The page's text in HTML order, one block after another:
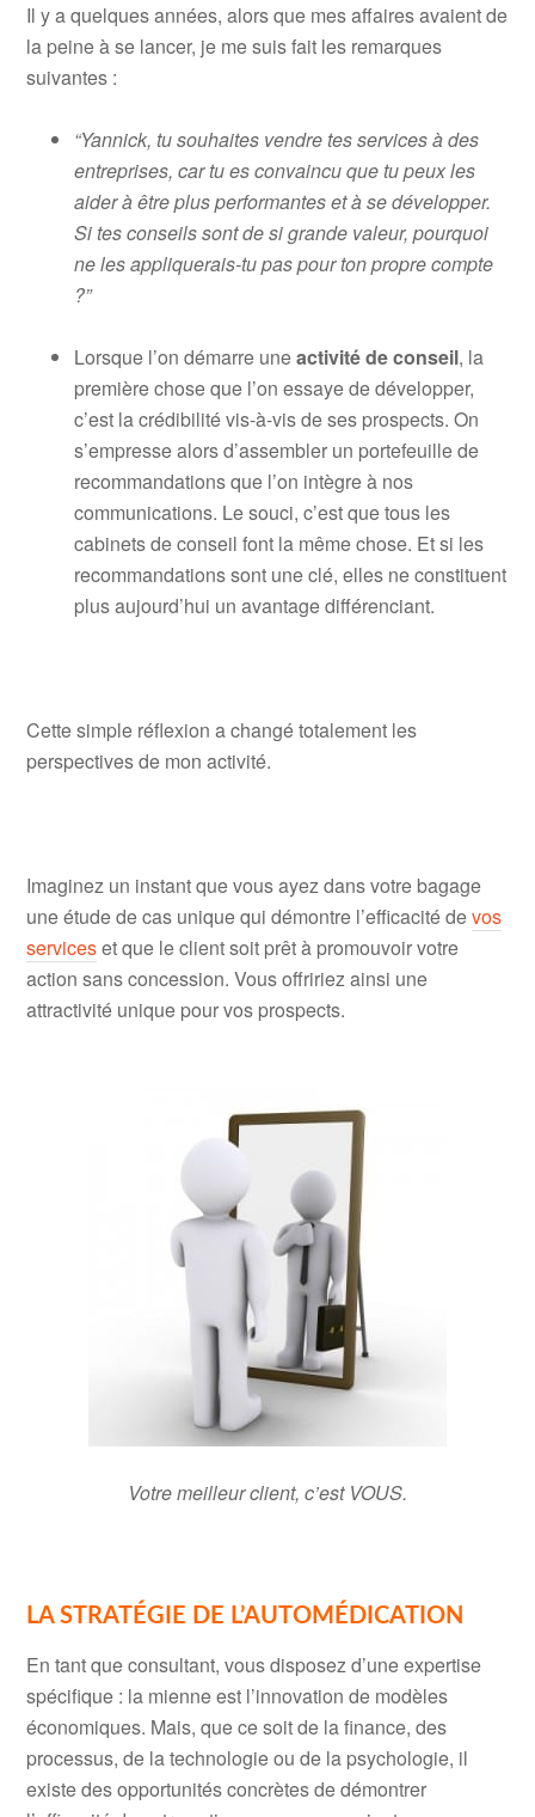
Il y a quelques années, alors que mes affaires avaient de
la peine à se lancer, je me suis fait les remarques
suivantes :
“Yannick, tu souhaites vendre tes services à des
entreprises, car tu es convaincu que tu peux les
aider à être plus performantes et à se développer.
Si tes conseils sont de si grande valeur, pourquoi
ne les appliquerais-tu pas pour ton propre compte
?”
Lorsque l’on démarre uneactivité de conseil, la
première chose que l’on essaye de développer,
c’est la crédibilité vis-à-vis de ses prospects. On
s’empresse alors d’assembler un portefeuille de
recommandations que l’on intègre à nos
communications. Le souci, c’est que tous les
cabinets de conseil font la même chose. Et si les
recommandations sont une clé, elles ne constituent
plus aujourd’hui un avantage différenciant.
Cette simple réflexion a changé totalement les
perspectives de mon activité.
Imaginez un instant que vous ayez dans votre bagage
une étude de cas unique qui démontre l’efficacité devos
serviceset que le client soit prêt à promouvoir votre
action sans concession. Vous offririez ainsi une
attractivité unique pour vos prospects.
Votre meilleur client, c’est VOUS.
LA STRATÉGIE DE L’AUTOMÉDICATION
En tant que consultant, vous disposez d’une expertise
spécifique : la mienne est l’innovation de modèles
économiques. Mais, que ce soit de la finance, des
processus, de la technologie ou de la psychologie, il
existe des opportunités concrètes de démontrer